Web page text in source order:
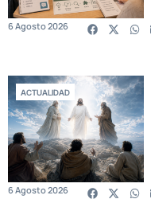
6 Agosto 2026
ACTUALIDAD
6 Agosto 2026